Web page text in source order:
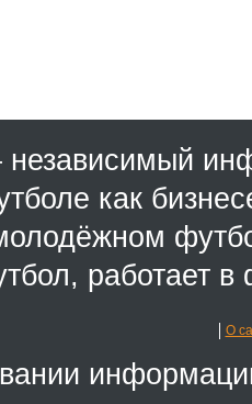
независимый
как
работает
О